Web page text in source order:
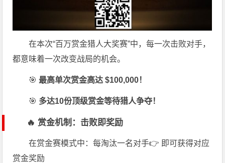
在本次“百万赏金猎人大奖赛”中，每一次击败对手，
都意味着一次改变战局的机会。
🎯最高单次赏金高达 $100,000！
🎯 多达10份顶级赏金等待猎人争夺！
🔥 赏金机制：击败即奖励
在赏金赛模式中：每淘汰一名对手👉 即可获得对应
赏金奖励